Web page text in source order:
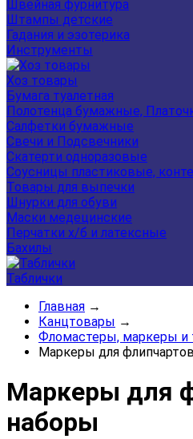
Швейная фурнитура
Штампы детские
Гадания и эзотерика
Инструменты
Хоз товары
Бумага туалетная
Полотенца бумажные,
Салфетки бумажные
Свечи и Подсвечники
Скатерти одноразовые
Соусницы пластиковые,
Товары для выпечки
Шнурки для обуви
Маски медецинские
Перчатки х/б и латексные
Бахилы
Таблички
Главная →
Канцтовары →
Фломастеры, маркеры и
Маркеры для
Маркеры для
наборы